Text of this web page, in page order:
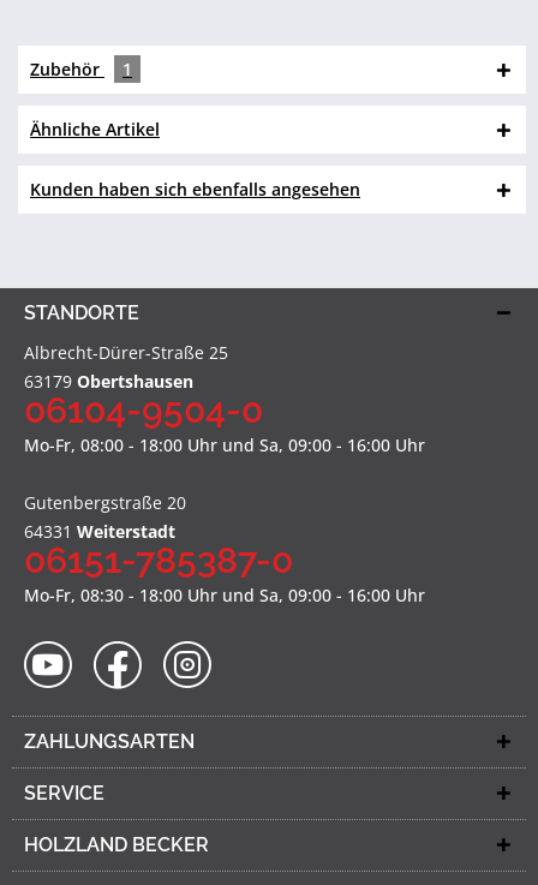
Zubehör 1
Ähnliche Artikel
Kunden haben sich ebenfalls angesehen
STANDORTE
Albrecht-Dürer-Straße 25
63179 Obertshausen
06104-9504-0
Mo-Fr, 08:00 - 18:00 Uhr und Sa, 09:00 - 16:00 Uhr
Gutenbergstraße 20
64331 Weiterstadt
06151-785387-0
Mo-Fr, 08:30 - 18:00 Uhr und Sa, 09:00 - 16:00 Uhr
ZAHLUNGSARTEN
SERVICE
HOLZLAND BECKER